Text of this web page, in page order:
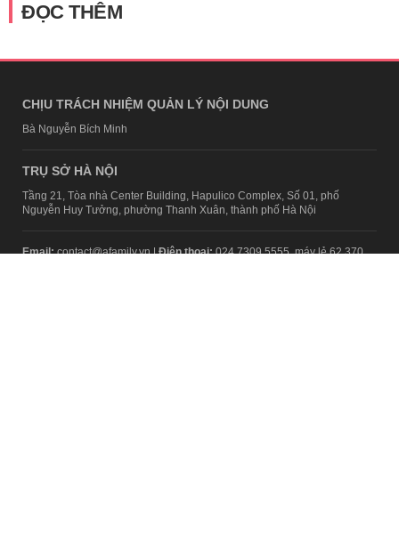
ĐỌC THÊM
CHỊU TRÁCH NHIỆM QUẢN LÝ NỘI DUNG
Bà Nguyễn Bích Minh
TRỤ SỞ HÀ NỘI
Tầng 21, Tòa nhà Center Building, Hapulico Complex, Số 01, phố
Nguyễn Huy Tưởng, phường Thanh Xuân, thành phố Hà Nội
Email:contact@afamily.vn |Điện thoại:024 7309 5555, máy lẻ 62.370